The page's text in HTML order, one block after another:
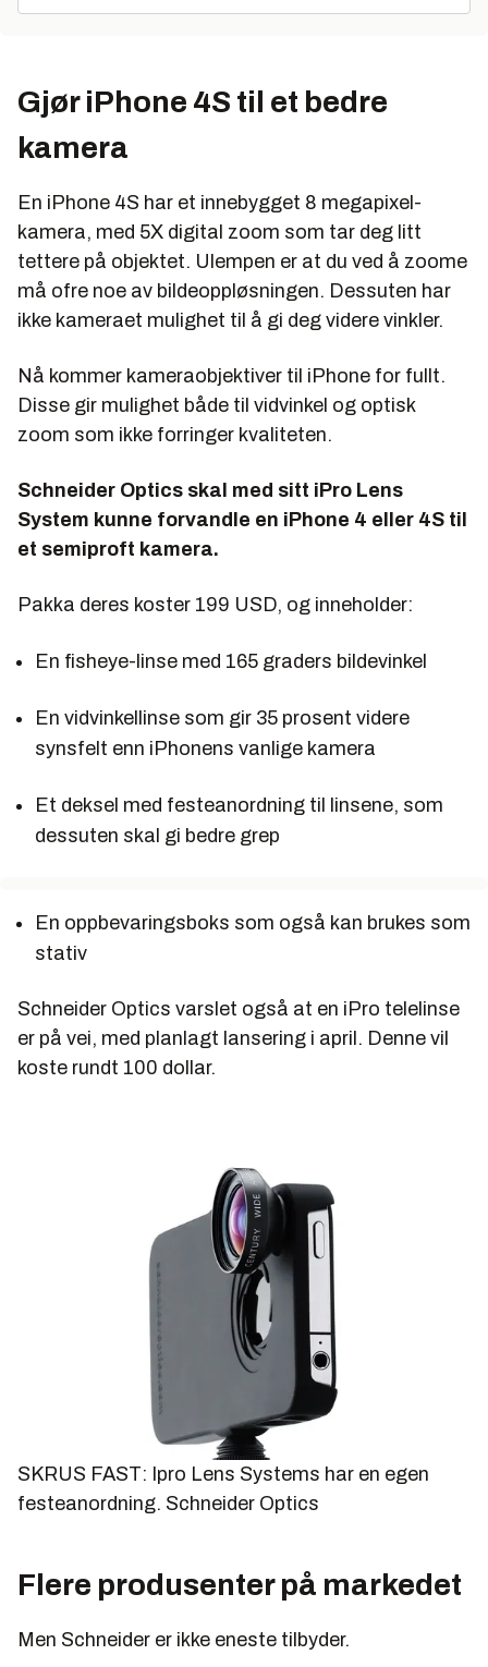
Gjør iPhone 4S til et bedre
kamera
En iPhone 4S har et innebygget 8 megapixel-
kamera, med 5X digital zoom som tar deg litt
tettere på objektet. Ulempen er at du ved å zoome
må ofre noe av bildeoppløsningen. Dessuten har
ikke kameraet mulighet til å gi deg videre vinkler.
Nå kommer kameraobjektiver til iPhone for fullt.
Disse gir mulighet både til vidvinkel og optisk
zoom som ikke forringer kvaliteten.
Schneider Optics skal med sitt iPro Lens
System kunne forvandle en iPhone 4 eller 4S til
et semiproft kamera.
Pakka deres koster 199 USD, og inneholder:
En fisheye-linse med 165 graders bildevinkel
En vidvinkellinse som gir 35 prosent videre
synsfelt enn iPhonens vanlige kamera
Et deksel med festeanordning til linsene, som
dessuten skal gi bedre grep
En oppbevaringsboks som også kan brukes som
stativ
Schneider Optics varslet også at en iPro telelinse
er på vei, med planlagt lansering i april. Denne vil
koste rundt 100 dollar.
SKRUS FAST: Ipro Lens Systems har en egen
festeanordning. Schneider Optics
Flere produsenter på markedet
Men Schneider er ikke eneste tilbyder.